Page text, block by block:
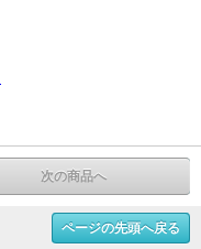
次の商品へ
ページの先頭へ戻る